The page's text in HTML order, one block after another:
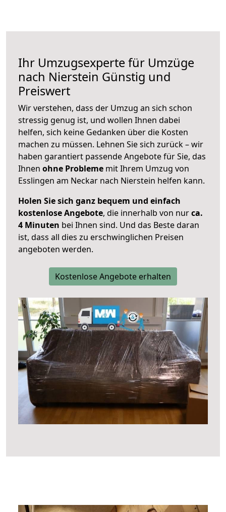
Ihr Umzugsexperte für Umzüge
nach Nierstein Günstig und
Preiswert
Wir verstehen, dass der Umzug an sich schon
stressig genug ist, und wollen Ihnen dabei
helfen, sich keine Gedanken über die Kosten
machen zu müssen. Lehnen Sie sich zurück – wir
haben garantiert passende Angebote für Sie, das
Ihnen ohne Probleme mit Ihrem Umzug von
Esslingen am Neckar nach Nierstein helfen kann.
Holen Sie sich ganz bequem und einfach
kostenlose Angebote, die innerhalb von nurca.
4 Minuten bei Ihnen sind. Und das Beste daran
ist, dass all dies zu erschwinglichen Preisen
angeboten werden.
Kostenlose Angebote erhalten